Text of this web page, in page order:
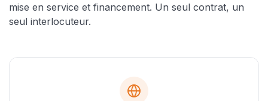
mise en service et financement. Un seul contrat, un
seul interlocuteur.